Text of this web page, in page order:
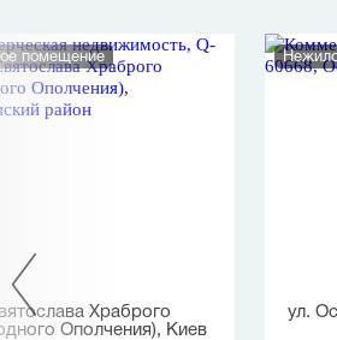
помещение
Храброго
Ополчения), Киев
ул.